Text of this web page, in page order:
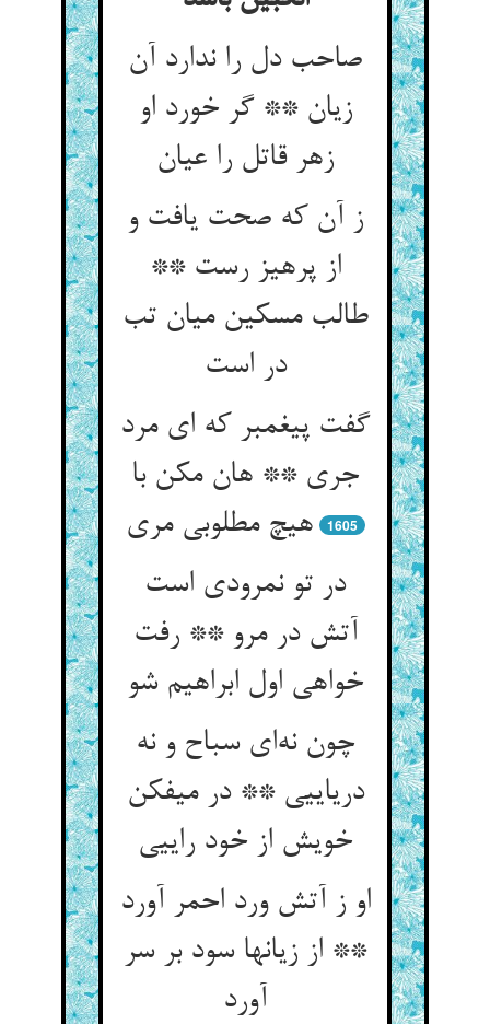
صاحب دل را ندارد آن
زیان ** گر خورد او
ز آن که صحت یافت و
از پرهیز رست **
طالب مسکین میان تب
در است‌‌
گفت پیغمبر که ای مرد
جری ** هان مکن با
هیچ مطلوبی مری‌‌
1605
در تو نمرودی است
آتش در مرو ** رفت
خواهی اول ابراهیم شو
چون نه‌‌ای سباح و نه
دریاییی ** در میفکن
او ز آتش ورد احمر آورد
** از زیانها سود بر سر
آورد